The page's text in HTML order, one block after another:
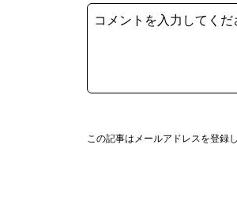
この記事はメールアドレスを登録